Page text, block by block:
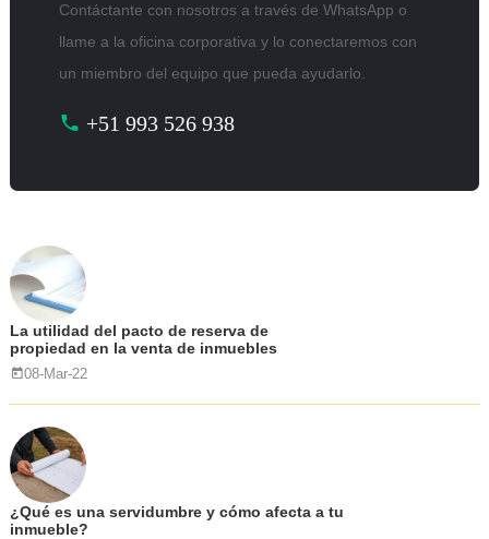
Contáctante con nosotros a través de WhatsApp o
llame a la oficina corporativa y lo conectaremos con
un miembro del equipo que pueda ayudarlo.
+51 993 526 938
La utilidad del pacto de reserva de
propiedad en la venta de inmuebles
08-Mar-22
¿Qué es una servidumbre y cómo afecta a tu
inmueble?